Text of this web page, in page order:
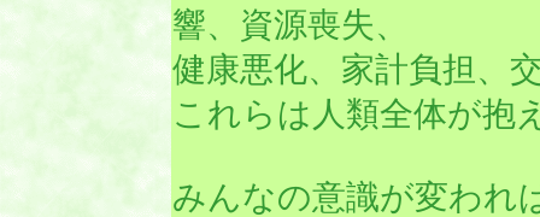
響、資源喪失、
健康悪化、家計負担、
これらは人類全体が抱
みんなの意識が変われ